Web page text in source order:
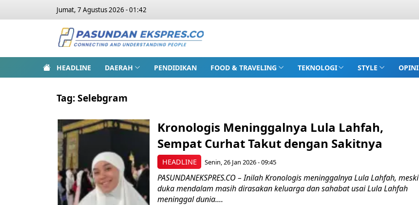
Jumat, 7 Agustus 2026 - 01:42
HEADLINE DAERAH PENDIDIKAN FOOD & TRAVELING TEKNOLOGI STYLE OPINI
Tag:Selebgram
HEADLINE
Kronologis Meninggalnya Lula Lahfah,
Sempat Curhat Takut dengan Sakitnya
Senin, 26 Jan 2026 - 09:45
PASUNDANEKSPRES.CO – Inilah Kronologis meninggalnya Lula Lahfah, meski
duka mendalam masih dirasakan keluarga dan sahabat usai Lula Lahfah
meninggal dunia....